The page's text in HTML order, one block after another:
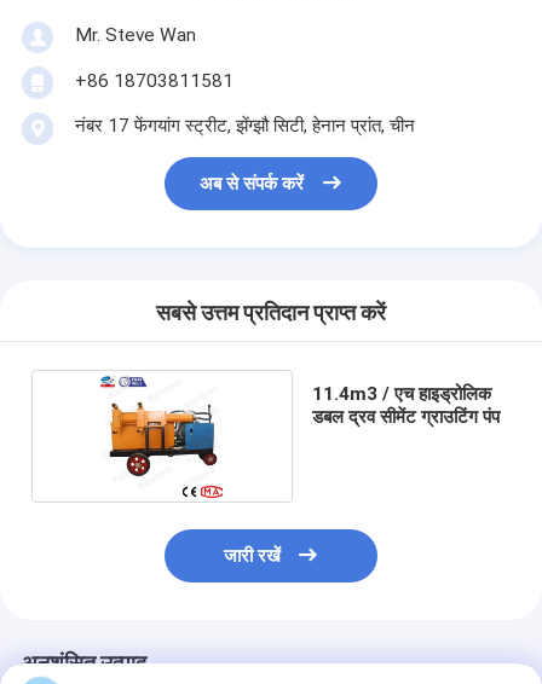
Mr. Steve Wan
+86 18703811581
नंबर 17 फेंगयांग स्ट्रीट, झेंग्झौ सिटी, हेनान प्रांत, चीन
अब से संपर्क करें
सबसे उत्तम प्रतिदान प्राप्त करें
11.4m3 / एच हाइड्रोलिक
डबल द्रव सीमेंट ग्राउटिंग पंप
जारी रखें
अनुशंसित उत्पाद